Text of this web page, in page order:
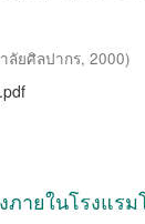
ลัยศิลปากร, 2000)
ายในโรงแรม